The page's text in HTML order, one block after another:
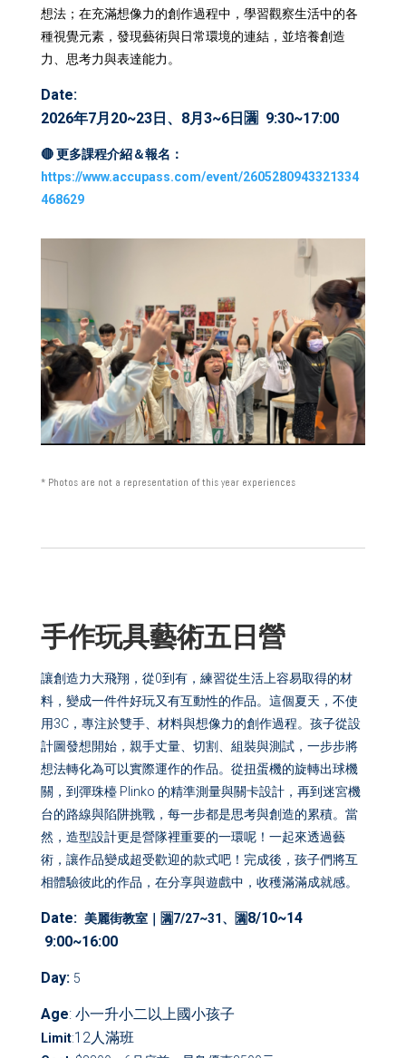
想法；在充滿想像力的創作過程中，學習觀察生活中的各
種視覺元素，發現藝術與日常環境的連結，並培養創造
力、思考力與表達能力。
Date:
2026年7月20~23日、8月3~6日🈵 9:30~17:00
🔴 更多課程介紹＆報名：
https://www.accupass.com/event/2605280943321334
468629
* Photos are not a representation of this year experiences
手作玩具藝術五日營
讓創造力大飛翔，從0到有，練習從生活上容易取得的材
料，變成一件件好玩又有互動性的作品。這個夏天，不使
用3C，專注於雙手、材料與想像力的創作過程。孩子從設
計圖發想開始，親手丈量、切割、組裝與測試，一步步將
想法轉化為可以實際運作的作品。從扭蛋機的旋轉出球機
關，到彈珠檯 Plinko 的精準測量與關卡設計，再到迷宮機
台的路線與陷阱挑戰，每一步都是思考與創造的累積。當
然，造型設計更是營隊裡重要的一環呢！一起來透過藝
術，讓作品變成超受歡迎的款式吧！完成後，孩子們將互
相體驗彼此的作品，在分享與遊戲中，收穫滿滿成就感。
Date: 美麗街教室｜🈵7/27~31、🈵8/10~14
9:00~16:00
Day: 5
Age: 小一升小二以上國小孩子
Limit:12人滿班